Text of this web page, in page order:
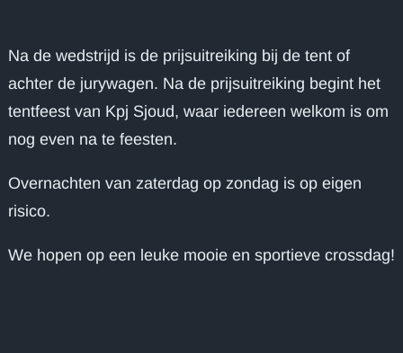
Na de wedstrijd is de prijsuitreiking bij de tent of
achter de jurywagen. Na de prijsuitreiking begint het
tentfeest van Kpj Sjoud, waar iedereen welkom is om
nog even na te feesten.
Overnachten van zaterdag op zondag is op eigen
risico.
We hopen op een leuke mooie en sportieve crossdag!